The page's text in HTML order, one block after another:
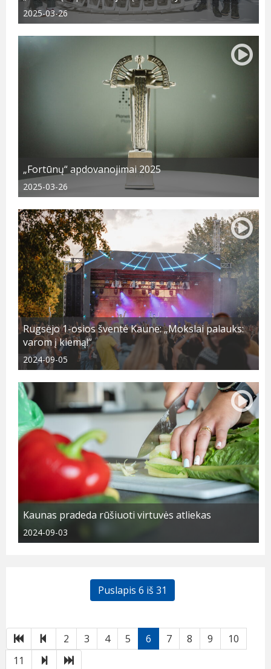
2025-03-26
„Fortūnų“ apdovanojimai 2025
2025-03-26
Rugsėjo 1-osios šventė Kaune: „Mokslai palauks:
varom į kiemą!“
2024-09-05
Kaunas pradeda rūšiuoti virtuvės atliekas
2024-09-03
Puslapis 6 iš 31
Pirmas Atgal
2 3 4 5 6 7 8 9
10
11
ToliauPaskutinis